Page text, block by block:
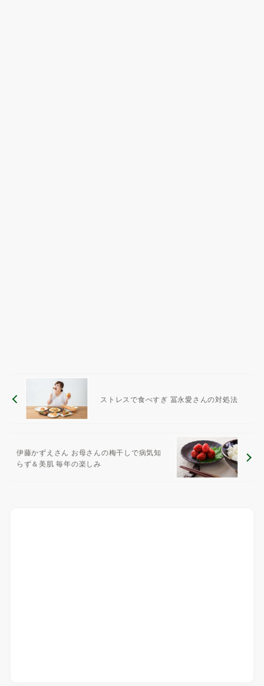
ストレスで食べすぎ 冨永愛さんの対処法
伊藤かずえさん お母さんの梅干しで病気知
らず＆美肌 毎年の楽しみ